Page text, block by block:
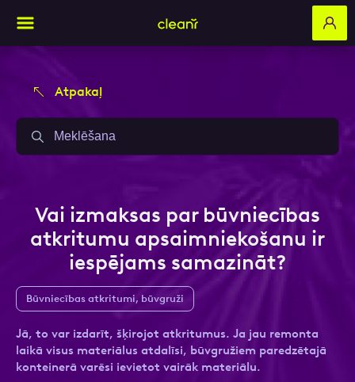
Atpakaļ
Vai izmaksas par būvniecības
atkritumu apsaimniekošanu ir
iespējams samazināt?
Būvniecības atkritumi, būvgruži
Jā, to var izdarīt, šķirojot atkritumus. Ja jau remonta
laikā visus materiālus atdalīsi, būvgružiem paredzētajā
konteinerā varēsi ievietot vairāk materiālu.
Aizpildi pieteikuma formu un mēs ar tevi
sazināsimies
Kontakttālrunis
Aizpildi pieteikuma formu un mēs ar tevi
sazināsimies
Kontakttālrunis